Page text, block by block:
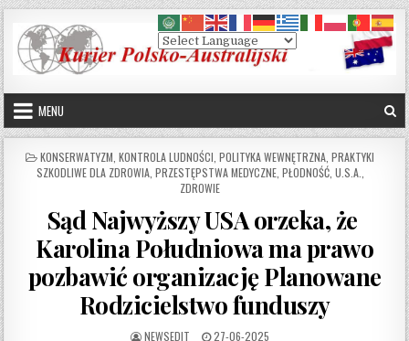
Skip to content
MENU
POSTED IN
KONSERWATYZM KONTROLA LUDNOŚCI POLITYKA WEWNĘTRZNA PRAKTYKI
SZKODLIWE DLA ZDROWIA, PRZESTĘPSTWA MEDYCZNE, PŁODNOŚĆ, U.S.A.
ZDROWIE
Sąd Najwyższy USA orzeka, że ​​
Karolina Południowa ma prawo
pozbawić organizację Planowane
Rodzicielstwo funduszy
AUTHOR:
NEWSEDIT PUBLISHED DATE:
27-06-2025